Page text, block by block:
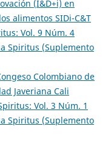
(I&D+i) en
alimentos SIDi-C&T
Vol. 9 Núm. 4
Spiritus (Suplemento
Colombiano de
Javeriana Cali
Vol. 3 Núm. 1
Spiritus (Suplemento